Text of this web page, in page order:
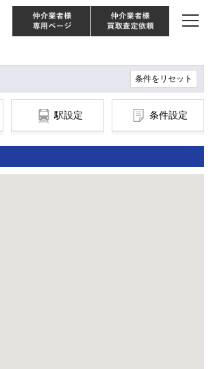
条件をリセット
駅設定 条件設定
のリノベーション住宅や中古マンションを手がける会
ベーション住宅・不動産・中古マンションならJPM